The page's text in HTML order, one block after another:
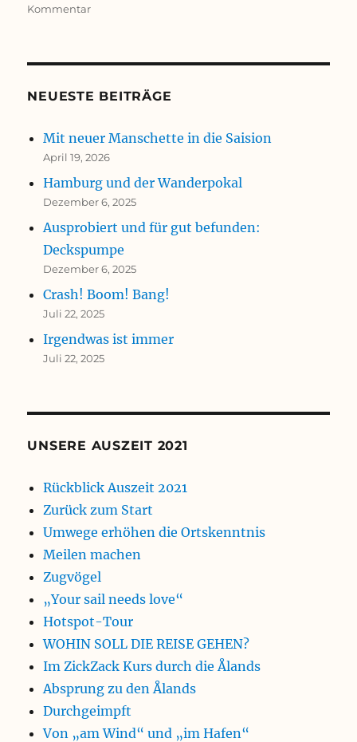
Kommentarzu
die
NEUESTE BEITRÄGE
Mit neuer Manschette in die Saision
April 19, 2026
Hamburg und der Wanderpokal
Dezember 6, 2025
Ausprobiert und für gut befunden:
Deckspumpe
Dezember 6, 2025
Crash! Boom! Bang!
Juli 22, 2025
Irgendwas ist immer
Juli 22, 2025
UNSERE AUSZEIT 2021
Rückblick Auszeit 2021
Zurück zum Start
Umwege erhöhen die Ortskenntnis
Meilen machen
Zugvögel
„Your sail needs love“
Hotspot-Tour
WOHIN SOLL DIE REISE GEHEN?
Im ZickZack Kurs durch die Ålands
Absprung zu den Ålands
Durchgeimpft
Von „am Wind“ und „im Hafen“